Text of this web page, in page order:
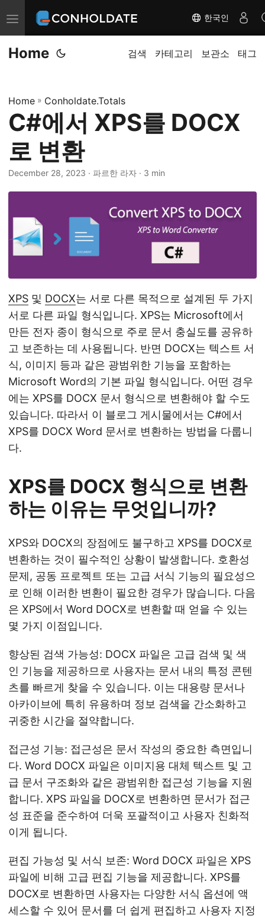
탐
색
전
한국인
Home 검색 카테고리 보관소 태그
Home » Conholdate.Totals
C#에서 XPS를 DOCX
로 변환
December 28, 2023 ‎ · 파르한 라자 · 3 min
XPS 및 DOCX는 서로 다른 목적으로 설계된 두 가지
서로 다른 파일 형식입니다. XPS는 Microsoft에서
만든 전자 종이 형식으로 주로 문서 충실도를 공유하
고 보존하는 데 사용됩니다. 반면 DOCX는 텍스트 서
식, 이미지 등과 같은 광범위한 기능을 포함하는
Microsoft Word의 기본 파일 형식입니다. 어떤 경우
에는 XPS를 DOCX 문서 형식으로 변환해야 할 수도
있습니다. 따라서 이 블로그 게시물에서는 C#에서
XPS를 DOCX Word 문서로 변환하는 방법을 다룹니
다.
XPS를 DOCX 형식으로 변환
하는 이유는 무엇입니까?
XPS와 DOCX의 장점에도 불구하고 XPS를 DOCX로
변환하는 것이 필수적인 상황이 발생합니다. 호환성
문제, 공동 프로젝트 또는 고급 서식 기능의 필요성으
로 인해 이러한 변환이 필요한 경우가 많습니다. 다음
은 XPS에서 Word DOCX로 변환할 때 얻을 수 있는
몇 가지 이점입니다.
향상된 검색 가능성: DOCX 파일은 고급 검색 및 색
인 기능을 제공하므로 사용자는 문서 내의 특정 콘텐
츠를 빠르게 찾을 수 있습니다. 이는 대용량 문서나
아카이브에 특히 유용하며 정보 검색을 간소화하고
귀중한 시간을 절약합니다.
접근성 기능: 접근성은 문서 작성의 중요한 측면입니
다. Word DOCX 파일은 이미지용 대체 텍스트 및 고
급 문서 구조화와 같은 광범위한 접근성 기능을 지원
합니다. XPS 파일을 DOCX로 변환하면 문서가 접근
성 표준을 준수하여 더욱 포괄적이고 사용자 친화적
이게 됩니다.
편집 가능성 및 서식 보존: Word DOCX 파일은 XPS
파일에 비해 고급 편집 기능을 제공합니다. XPS를
DOCX로 변환하면 사용자는 다양한 서식 옵션에 액
세스할 수 있어 문서를 더 쉽게 편집하고 사용자 지정